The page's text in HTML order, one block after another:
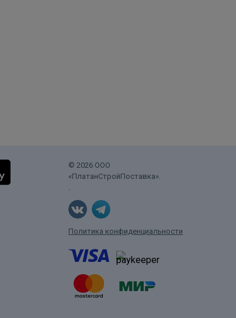
© 2026 ООО
«ПлатанСтройПоставка».
.
Политика конфиденциальности